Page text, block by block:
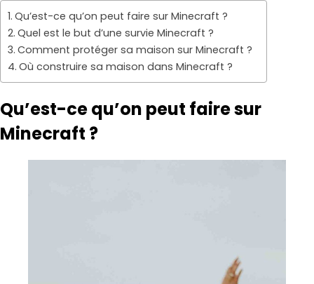
Qu’est-ce qu’on peut faire sur Minecraft ?
Quel est le but d’une survie Minecraft ?
Comment protéger sa maison sur Minecraft ?
Où construire sa maison dans Minecraft ?
Qu’est-ce qu’on peut faire sur
Minecraft ?